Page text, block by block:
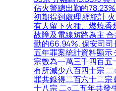
佔火警總出勤的
初期得到處理 經統計
有人留下火種、燃燒
故障及電線短路為主
勤的66.94%, 保安司
五年罪案統計資料顯示
宗數為一萬三千四百五
有所減少八百四十宗
罪共錄得二百六十二宗
十八宗 二○二五年共發